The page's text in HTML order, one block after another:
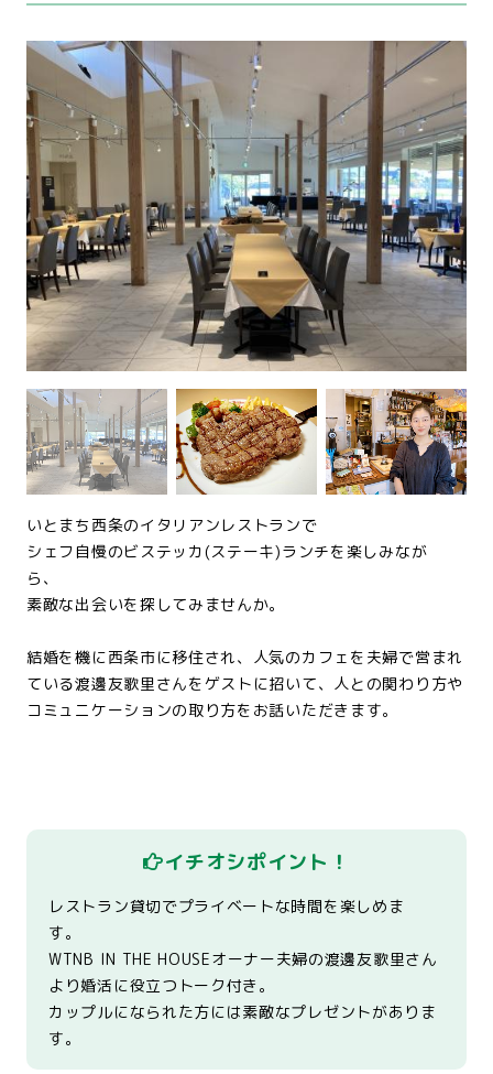
いとまち西条のイタリアンレストランで
シェフ自慢のビステッカ(ステーキ)ランチを楽しみなが
ら、
素敵な出会いを探してみませんか。
結婚を機に西条市に移住され、人気のカフェを夫婦で営まれ
ている渡邊友歌里さんをゲストに招いて、人との関わり方や
コミュニケーションの取り方をお話いただきます。
イチオシポイント！
レストラン貸切でプライベートな時間を楽しめま
す。
WTNB IN THE HOUSEオーナー夫婦の渡邊友歌里さん
より婚活に役立つトーク付き。
カップルになられた方には素敵なプレゼントがありま
す。